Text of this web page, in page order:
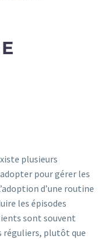
plusieurs
pour gérer les
d’une routine
les épisodes
sont souvent
réguliers, plutôt que